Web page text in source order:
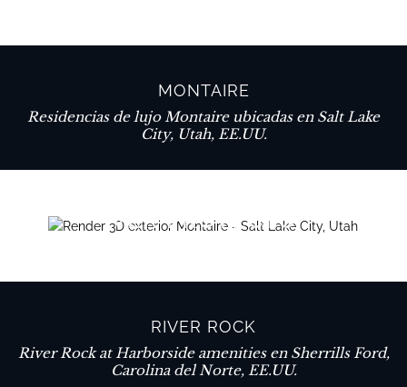
MONTAIRE
Residencias de lujo Montaire ubicadas en Salt Lake
City, Utah, EE.UU.
VER PROYECTO
RIVER ROCK
River Rock at Harborside amenities en Sherrills Ford,
Carolina del Norte, EE.UU.